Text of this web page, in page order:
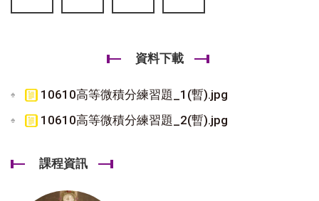
資料下載
10610高等微積分練習題_1(暫).jpg
10610高等微積分練習題_2(暫).jpg
課程資訊